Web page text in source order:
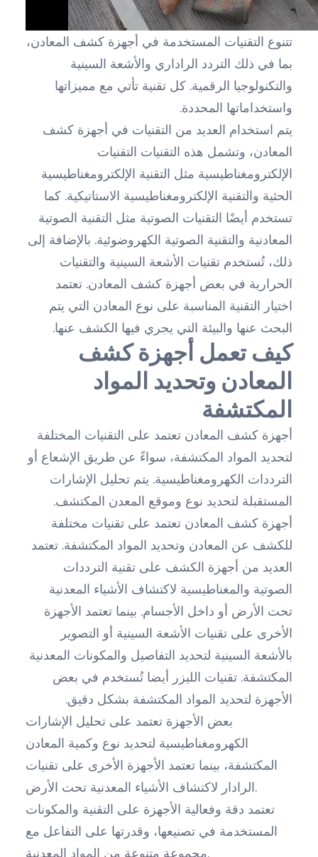
تتنوع التقنيات المستخدمة في أجهزة كشف المعادن،
بما في ذلك التردد الراداري والأشعة السينية
والتكنولوجيا الرقمية. كل تقنية تأتي مع مميزاتها
واستخداماتها المحددة.
يتم استخدام العديد من التقنيات في أجهزة كشف
المعادن، وتشمل هذه التقنيات التقنيات
الإلكترومغناطيسية مثل التقنية الإلكترومغناطيسية
الحثية والتقنية الإلكترومغناطيسية الاستاتيكية. كما
تستخدم أيضًا التقنيات الصوتية مثل التقنية الصوتية
المعادنية والتقنية الصوتية الكهروضوئية. بالإضافة إلى
ذلك، تُستخدم تقنيات الأشعة السينية والتقنيات
الحرارية في بعض أجهزة كشف المعادن. تعتمد
اختيار التقنية المناسبة على نوع المعادن التي يتم
البحث عنها والبيئة التي يجري فيها الكشف عنها.
كيف تعمل أجهزة كشف
المعادن وتحديد المواد
المكتشفة
أجهزة كشف المعادن تعتمد على التقنيات المختلفة
لتحديد المواد المكتشفة، سواءً عن طريق الإشعاع أو
الترددات الكهرومغناطيسية. يتم تحليل الإشارات
المستقبلة لتحديد نوع وموقع المعدن المكتشف.
أجهزة كشف المعادن تعتمد على تقنيات مختلفة
للكشف عن المعادن وتحديد المواد المكتشفة. تعتمد
العديد من أجهزة الكشف على تقنية الترددات
الصوتية والمغناطيسية لاكتشاف الأشياء المعدنية
تحت الأرض أو داخل الأجسام. بينما تعتمد الأجهزة
الأخرى على تقنيات الأشعة السينية أو التصوير
بالأشعة السينية لتحديد التفاصيل والمكونات المعدنية
المكتشفة. تقنيات الليزر أيضا تُستخدم في بعض
الأجهزة لتحديد المواد المكتشفة بشكل دقيق.
بعض الأجهزة تعتمد على تحليل الإشارات
الكهرومغناطيسية لتحديد نوع وكمية المعادن
المكتشفة، بينما تعتمد الأجهزة الأخرى على تقنيات
الرادار لاكتشاف الأشياء المعدنية تحت الأرض.
تعتمد دقة وفعالية الأجهزة على التقنية والمكونات
المستخدمة في تصنيعها، وقدرتها على التفاعل مع
مجموعة متنوعة من المواد المعدنية.